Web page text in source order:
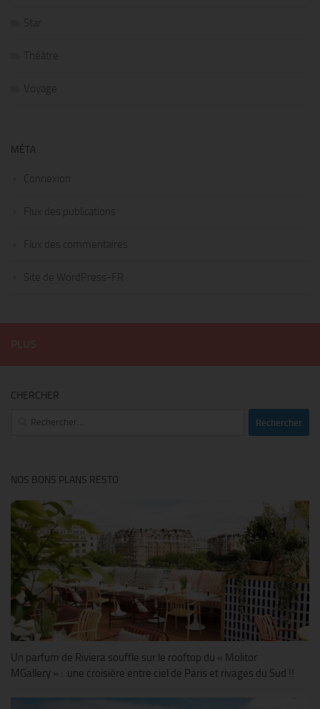
Star
Théâtre
Voyage
MÉTA
Connexion
Flux des publications
Flux des commentaires
Site de WordPress-FR
CHERCHER
Rechercher :
NOS BONS PLANS RESTO
Un parfum de Riviera souffle sur le rooftop du « Molitor
MGallery » : une croisière entre ciel de Paris et rivages du Sud !!